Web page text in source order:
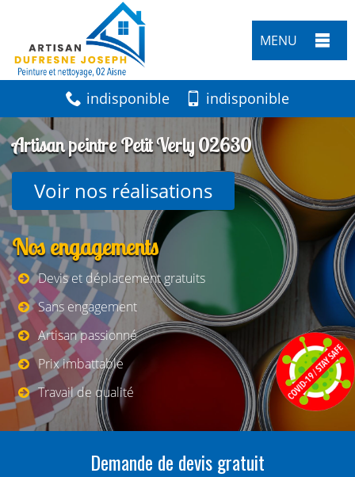
MENU
indisponible indisponible
Artisan peintre Petit Verly 02630
Voir nos réalisations
Nos engagements
Devis et déplacement gratuits
Sans engagement
Artisan passionné
Prix imbattable
Travail de qualité
Demande de devis gratuit